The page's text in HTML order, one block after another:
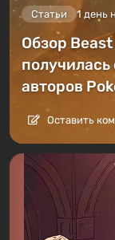
Статьи 1 день
Обзор
авторов
Оставить